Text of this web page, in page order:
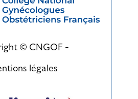
© CNGOF -
légales